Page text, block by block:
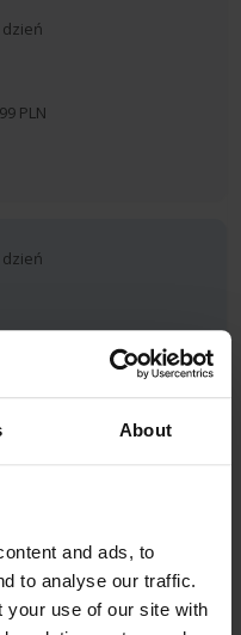
About
and ads, to
to analyse our traffic.
your use of our site with
dzień
PLN
dzień
3190 PLN
2990 PLN